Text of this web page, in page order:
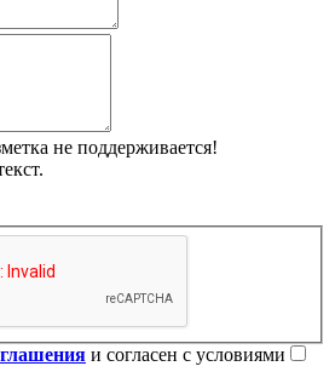
не поддерживается!
и согласен с условиями